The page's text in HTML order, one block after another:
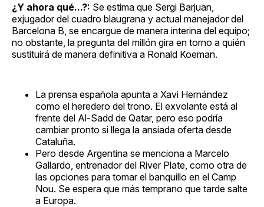
¿Y ahora qué...?: Se estima que Sergi Barjuan,
exjugador del cuadro blaugrana y actual manejador del
Barcelona B, se encargue de manera interina del equipo;
no obstante, la pregunta del millón gira en torno a quién
sustituirá de manera definitiva a Ronald Koeman.
La prensa española apunta a Xavi Hernández
como el heredero del trono. El exvolante está al
frente del Al-Sadd de Qatar, pero eso podría
cambiar pronto si llega la ansiada oferta desde
Cataluña.
Pero desde Argentina se menciona a Marcelo
Gallardo, entrenador del River Plate, como otra de
las opciones para tomar el banquillo en el Camp
Nou. Se espera que más temprano que tarde salte
a Europa.